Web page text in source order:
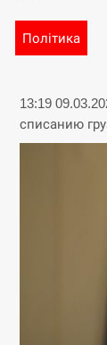
Політика
13:19
списанию